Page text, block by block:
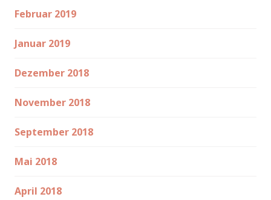
Februar 2019
Januar 2019
Dezember 2018
November 2018
September 2018
Mai 2018
April 2018